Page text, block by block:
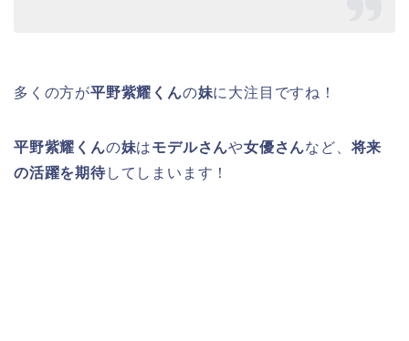
多くの方が平野紫耀くんの妹に大注目ですね！
平野紫耀くんの妹はモデルさんや女優さんなど、将来
の活躍を期待してしまいます！